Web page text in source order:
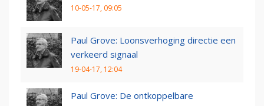
10-05-17, 09:05
Paul Grove: Loonsverhoging directie een
verkeerd signaal
19-04-17, 12:04
Paul Grove: De ontkoppelbare